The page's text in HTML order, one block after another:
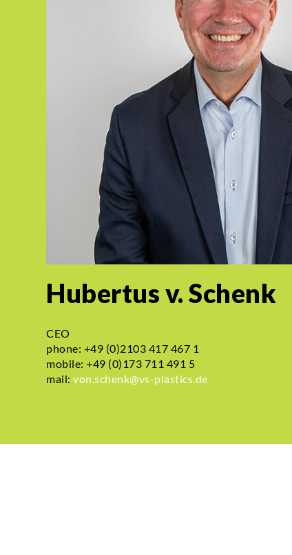
Hubertus v. Schenk
CEO
phone: +49 (0)2103 417 467 1
mobile: +49 (0)173 711 491 5
mail:von.schenk@vs-plastics.de